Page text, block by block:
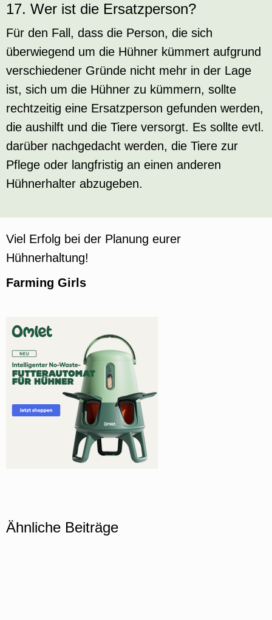
17. Wer ist die Ersatzperson?
Für den Fall, dass die Person, die sich
überwiegend um die Hühner kümmert aufgrund
verschiedener Gründe nicht mehr in der Lage
ist, sich um die Hühner zu kümmern, sollte
rechtzeitig eine Ersatzperson gefunden werden,
die aushilft und die Tiere versorgt. Es sollte evtl.
darüber nachgedacht werden, die Tiere zur
Pflege oder langfristig an einen anderen
Hühnerhalter abzugeben.
Viel Erfolg bei der Planung eurer
Hühnerhaltung!
Farming Girls
Ähnliche Beiträge